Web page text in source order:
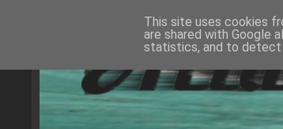
This site uses cookies
are shared with Google
statistics, and to detect